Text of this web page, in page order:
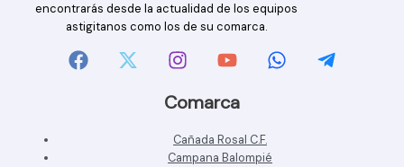
encontrarás desde la actualidad de los equipos
astigitanos como los de su comarca.
Comarca
Cañada Rosal C.F.
Campana Balompié